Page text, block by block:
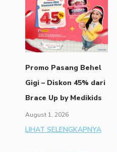
Promo Pasang Behel
Gigi – Diskon 45% dari
Brace Up by Medikids
August 1, 2026
LIHAT SELENGKAPNYA